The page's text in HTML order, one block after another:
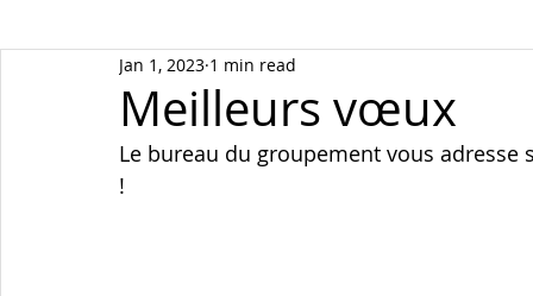
Meilleurs vœux
Jan 1, 2023 1 min read
Le bureau du groupement vous
!